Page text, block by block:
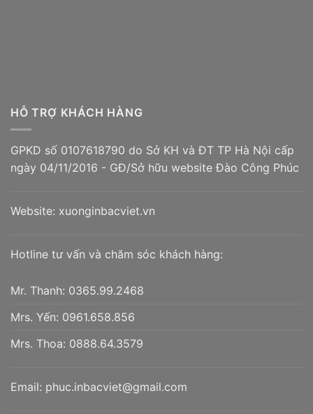
HỖ TRỢ KHÁCH HÀNG
GPKD số 0107618790 do Sở KH và ĐT TP Hà Nội cấp
ngày 04/11/2016 - GĐ/Sở hữu website Đào Công Phúc
Website: xuonginbacviet.vn
Hotline tư vấn và chăm sóc khách hàng:
Mr. Thanh: 0365.99.2468
Mrs. Yến: 0961.658.856
Mrs. Thoa: 0888.64.3579
Email: phuc.inbacviet@gmail.com